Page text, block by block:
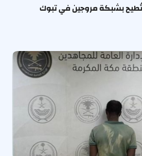
بشبكة مروجين في تبوك